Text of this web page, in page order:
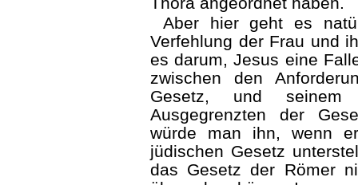
Aber hier geht es
Verfehlung der Frau und
es darum, Jesus eine
zwischen den
Gesetz, und
Ausgegrenzten der
würde man ihn, wenn
jüdischen Gesetz
das Gesetz der Römer